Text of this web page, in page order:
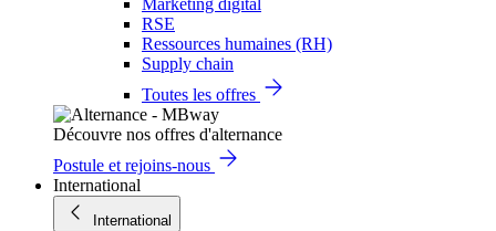
Marketing digital
RSE
Ressources humaines (RH)
Supply chain
Toutes les offres
Découvre nos offres d'alternance
Postule et rejoins-nous
International
International